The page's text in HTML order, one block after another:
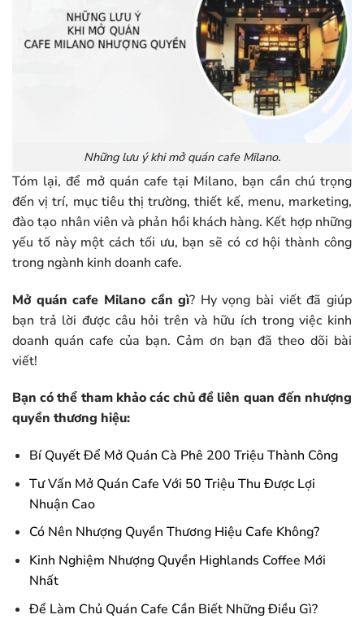
Những lưu ý khi mở quán cafe Milano.
Tóm lại, để mở quán cafe tại Milano, bạn cần chú trọng
đến vị trí, mục tiêu thị trường, thiết kế, menu, marketing,
đào tạo nhân viên và phản hồi khách hàng. Kết hợp những
yếu tố này một cách tối ưu, bạn sẽ có cơ hội thành công
trong ngành kinh doanh cafe.
Mở quán cafe Milano cần gì? Hy vọng bài viết đã giúp
bạn trả lời được câu hỏi trên và hữu ích trong việc kinh
doanh quán cafe của bạn. Cảm ơn bạn đã theo dõi bài
viết!
Bạn có thể tham khảo các chủ đề liên quan đến nhượng
quyền thương hiệu:
Bí Quyết Để Mở Quán Cà Phê 200 Triệu Thành Công
Tư Vấn Mở Quán Cafe Với 50 Triệu Thu Được Lợi
Nhuận Cao
Có Nên Nhượng Quyền Thương Hiệu Cafe Không?
Kinh Nghiệm Nhượng Quyền Highlands Coffee Mới
Nhất
Để Làm Chủ Quán Cafe Cần Biết Những Điều Gì?